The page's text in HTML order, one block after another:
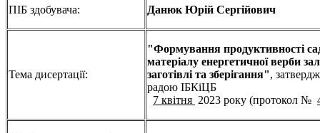
ПІБ здобувача: Данюк Юрій Сергійович
Тема дисертації:
"Формування продуктивності
матеріалу енергетичної верби
заготівлі та зберігання",
радою ІБКіЦБ
7 квітня 2023 року (протокол №